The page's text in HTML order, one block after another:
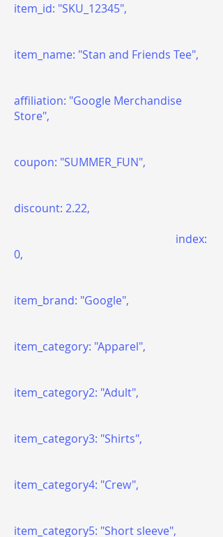
item_id: "SKU_12345",
item_name: "Stan and Friends Tee",
affiliation: "Google Merchandise
Store",
coupon: "SUMMER_FUN",
discount: 2.22,
index:
0,
item_brand: "Google",
item_category: "Apparel",
item_category2: "Adult",
item_category3: "Shirts",
item_category4: "Crew",
item_category5: "Short sleeve",